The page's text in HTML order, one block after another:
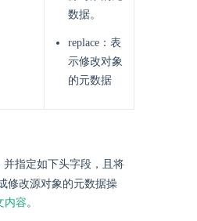
数据。
replace：表
示修改对象
的元数据
指定如下头字段，且将
修改源对象的元数据操
内容。